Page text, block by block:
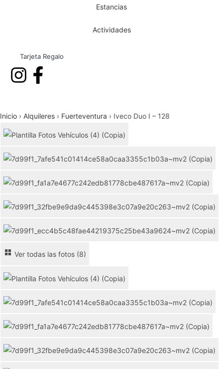
Estancias
Actividades
Tarjeta Regalo
Inicio › Alquileres › Fuerteventura › Iveco Duo I – 128
Ver todas las fotos (8)